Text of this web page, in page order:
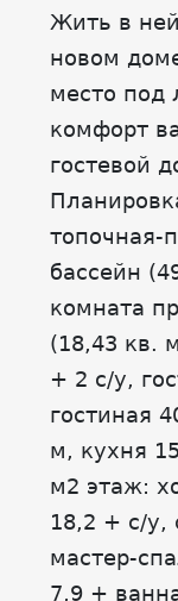
Жить в
новом
место под
комфорт
гостевой
топочная-
бассейн
комната
(18,43 кв.
+ 2 с/у,
гостиная
м, кухня
м2 этаж:
18,2 + с/у,
мастер-
7,9 +